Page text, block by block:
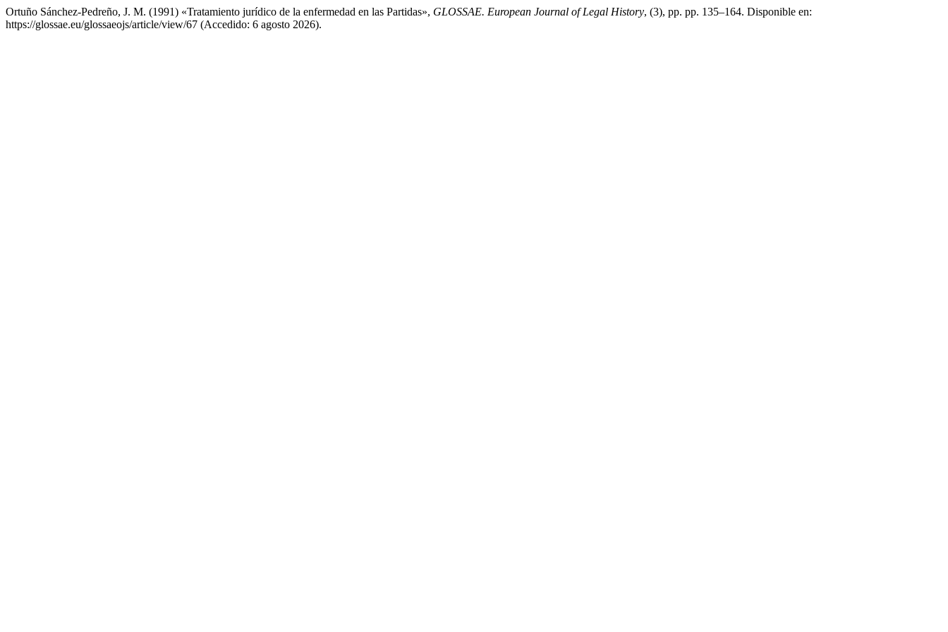
Ortuño Sánchez-Pedreño, J. M. (1991) «Tratamiento jurídico de la enfermedad en las Partidas», GLOSSAE. European Journal of Legal History, (3), pp. pp. 135–164. Disponible en:
https://glossae.eu/glossaeojs/article/view/67 (Accedido: 6 agosto 2026).